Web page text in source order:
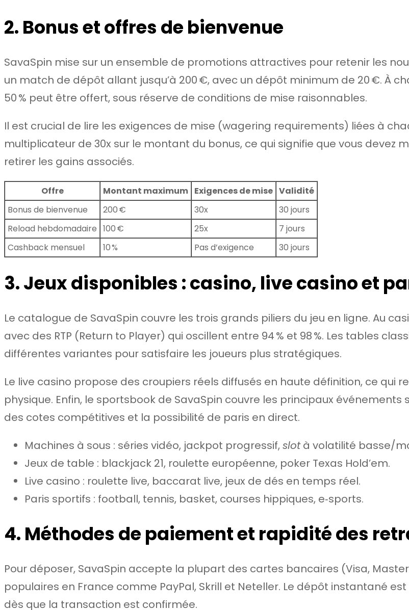
2. Bonus et offres de bienvenue
SavaSpin mise sur un ensemble de promotions attractives pour retenir les
un match de dépôt allant jusqu’à 200 €, avec un dépôt minimum de 20 €. À
50 % peut être offert, sous réserve de conditions de mise raisonnables.
Il est crucial de lire les exigences de mise (wagering requirements) liées à
multiplicateur de 30x sur le montant du bonus, ce qui signifie que vous devez
retirer les gains associés.
Offre Montant maximum Exigences de mise Validité
Bonus de bienvenue
200 € 30x
30 jours
Reload hebdomadaire 100 € 25x
7 jours
Cashback mensuel
10 % Pas d’exigence 30 jours
3. Jeux disponibles : casino, live casino et
Le catalogue de SavaSpin couvre les trois grands piliers du jeu en ligne. Au
avec des RTP (Return to Player) qui oscillent entre 94 % et 98 %. Les tables
différentes variantes pour satisfaire les joueurs plus stratégiques.
Le live casino propose des croupiers réels diffusés en haute définition, ce qui
physique. Enfin, le sportsbook de SavaSpin couvre les principaux
des cotes compétitives et la possibilité de paris en direct.
Machines à sous : séries vidéo, jackpot progressif,slotà volatilité basse/
Jeux de table : blackjack 21, roulette européenne, poker Texas Hold’em.
Live casino : roulette live, baccarat live, jeux de dés en temps réel.
Paris sportifs : football, tennis, basket, courses hippiques, e‑sports.
4. Méthodes de paiement et rapidité des
Pour déposer, SavaSpin accepte la plupart des cartes bancaires (Visa,
populaires en France comme PayPal, Skrill et Neteller. Le dépôt instantané
dès que la transaction est confirmée.